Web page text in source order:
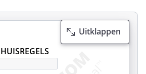
Uitklappen
HUISREGELS